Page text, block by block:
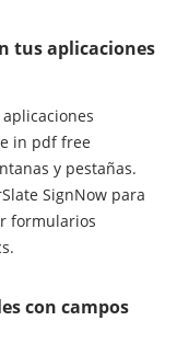
tus aplicaciones
in pdf free
y pestañas.
SignNow para
formularios
con campos